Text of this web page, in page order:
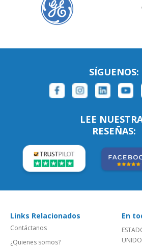
SÍGUENOS:
LEE
RESEÑAS:
Links Relacionados
Contáctanos
¿Quienes somos?
En